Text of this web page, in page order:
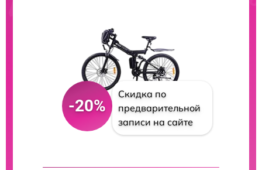
-20%
Скидка по
предварительной
записи на сайте